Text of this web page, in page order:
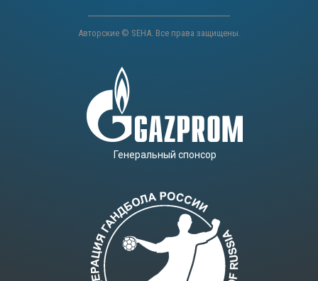
Авторские © SEHA. Все права защищены.
Генеральный спонсор